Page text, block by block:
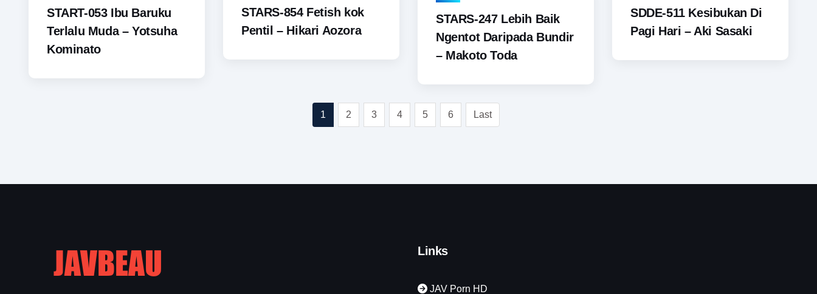
START-053 Ibu Baruku
Terlalu Muda – Yotsuha
Kominato
STARS-854 Fetish kok
Pentil – Hikari Aozora
STARS-247 Lebih Baik
Ngentot Daripada Bundir
– Makoto Toda
SDDE-511 Kesibukan Di
Pagi Hari – Aki Sasaki
1 2 3 4 5 6 Last
Links
JAV Porn HD